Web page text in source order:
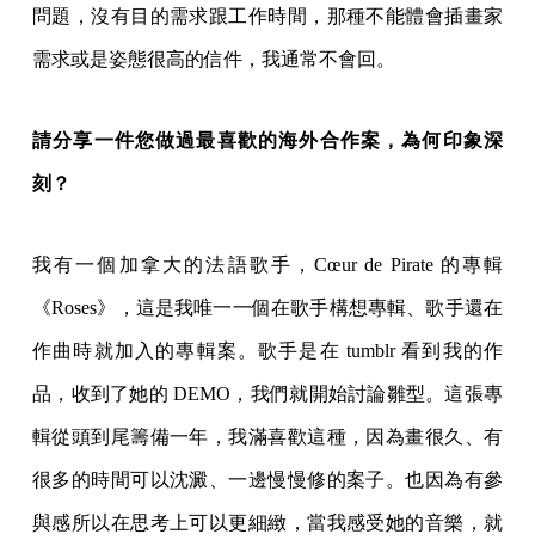
問題，沒有目的需求跟工作時間，那種不能體會插畫家
需求或是姿態很高的信件，我通常不會回。
請分享一件您做過最喜歡的海外合作案，為何印象深
刻？
我有一個加拿大的法語歌手，Cœur de Pirate 的專輯
《Roses》，這是我唯一一個在歌手構想專輯、歌手還在
作曲時就加入的專輯案。歌手是在 tumblr 看到我的作
品，收到了她的 DEMO，我們就開始討論雛型。這張專
輯從頭到尾籌備一年，我滿喜歡這種，因為畫很久、有
很多的時間可以沈澱、一邊慢慢修的案子。也因為有參
與感所以在思考上可以更細緻，當我感受她的音樂，就